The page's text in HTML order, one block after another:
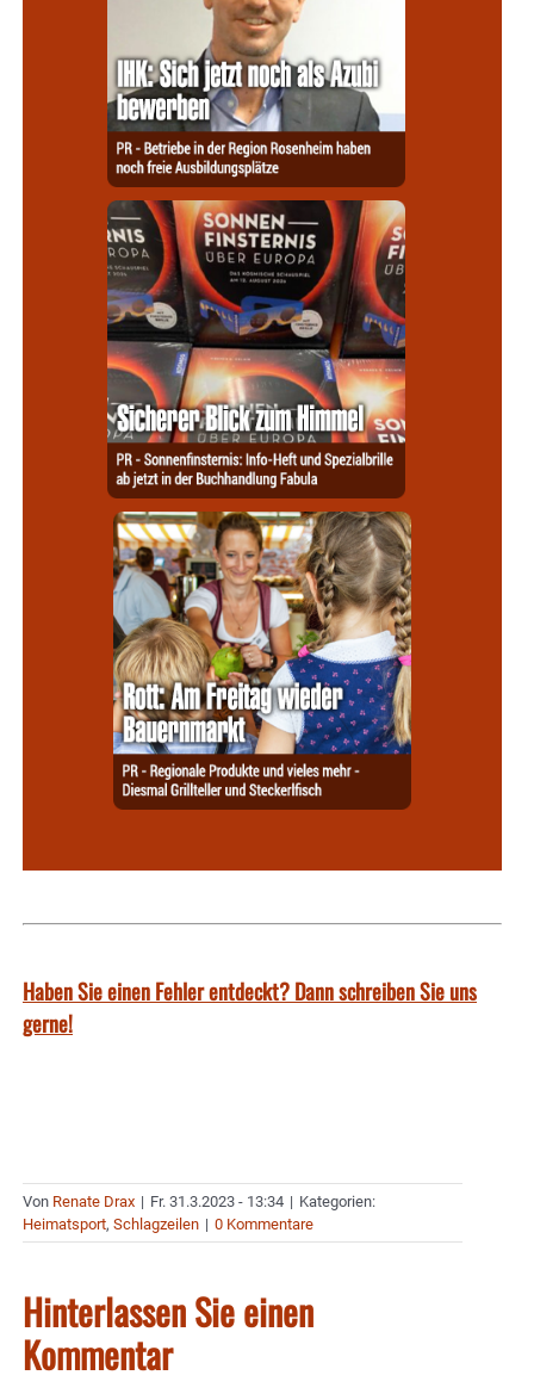
Haben Sie einen Fehler entdeckt? Dann schreiben Sie uns
gerne!
Von Renate Drax | Fr. 31.3.2023 - 13:34 | Kategorien:
Heimatsport, Schlagzeilen | 0 Kommentare
Hinterlassen Sie einen
Kommentar